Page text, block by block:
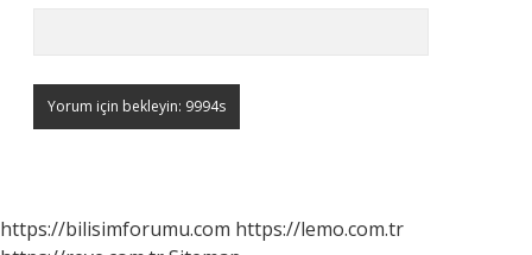
https://bilisimforumu.com https://lemo.com.tr